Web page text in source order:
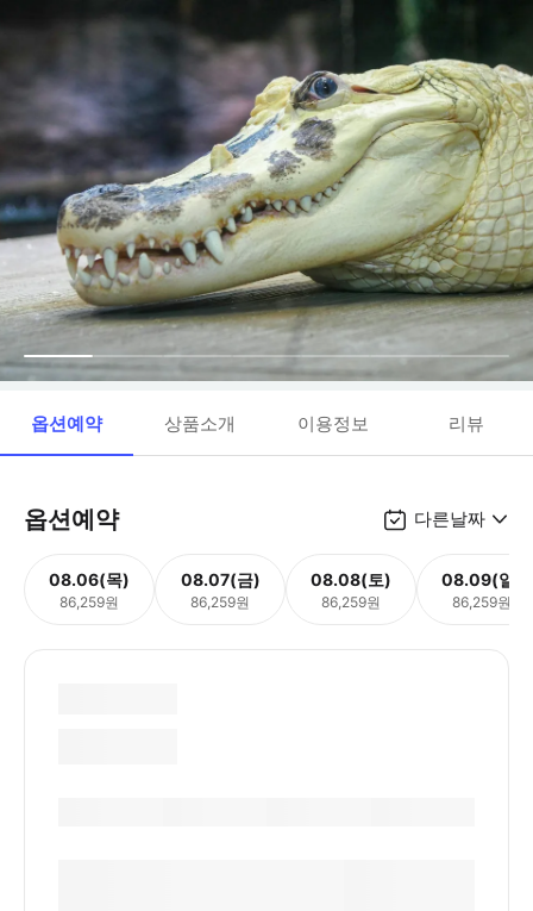
옵션예약 상품소개 이용정보 리뷰
옵션예약 다른날짜
08.06(목)
86,259원
08.07(금)
86,259원
08.08(토)
86,259원
08.09(일)
86,259원